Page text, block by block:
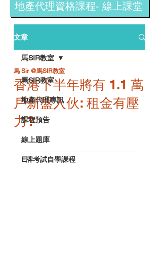
地產代理資格課程- 線上課堂
文章
馬SIR教室
地產代理專訊
課程預告
線上題庫
E牌考試自學課程
馬SIR教室
香港下半年將有 1.1 萬
戶新盤入伙: 租金有壓
力?
馬 Sir @馬SIR教室